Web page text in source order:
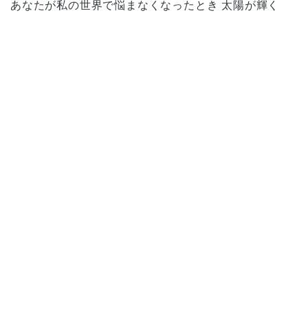
あなたが私の世界で悩まなくなったとき 太陽が輝く